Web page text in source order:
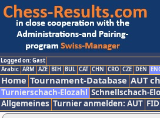
Logged on: Gast
Arabic ARM AZE BIH BUL CAT CHN CRO CZE DEN
Home Tournament-Database AUT
Turnierschach-Elozahl Schnellschach-
Allgemeines Turnier anmelden: AUT